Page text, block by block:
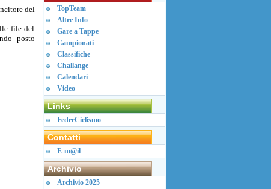
del
file del
posto
TopTeam
Altre Info
Gare a Tappe
Campionati
Classifiche
Challange
Calendari
Video
Links
FederCiclismo
Contatti
E-m@il
Archivio
Archivio 2025